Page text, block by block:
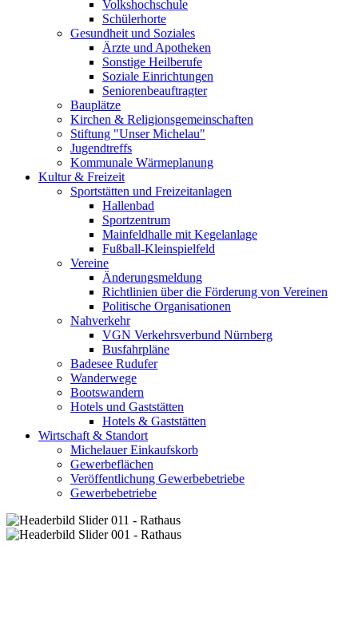
Volkshochschule
Schülerhorte
Gesundheit und Soziales
Ärzte und Apotheken
Sonstige Heilberufe
Soziale Einrichtungen
Seniorenbeauftragter
Bauplätze
Kirchen & Religionsgemeinschaften
Stiftung "Unser Michelau"
Jugendtreffs
Kommunale Wärmeplanung
Kultur & Freizeit
Sportstätten und Freizeitanlagen
Hallenbad
Sportzentrum
Mainfeldhalle mit Kegelanlage
Fußball-Kleinspielfeld
Vereine
Änderungsmeldung
Richtlinien über die Förderung von Vereinen
Politische Organisationen
Nahverkehr
VGN Verkehrsverbund Nürnberg
Busfahrpläne
Badesee Rudufer
Wanderwege
Bootswandern
Hotels und Gaststätten
Hotels & Gaststätten
Wirtschaft & Standort
Michelauer Einkaufskorb
Gewerbeflächen
Veröffentlichung Gewerbebetriebe
Gewerbebetriebe